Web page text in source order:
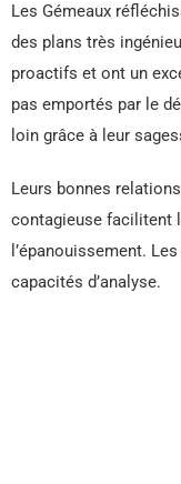
Les Gémeaux
des plans très
proactifs et ont un
pas emportés par le
loin grâce à leur
Leurs bonnes
contagieuse facilitent
l’épanouissement.
capacités d’analyse.